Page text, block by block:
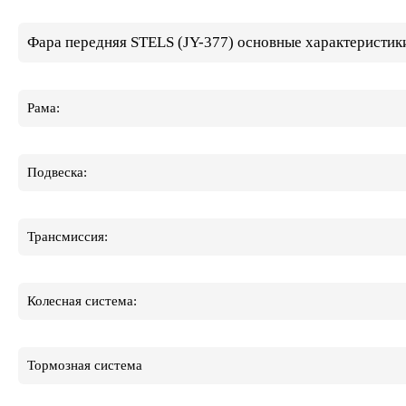
Фара передняя STELS (JY-377) основные
Рама:
Подвеска:
Трансмиссия:
Колесная система:
Тормозная система